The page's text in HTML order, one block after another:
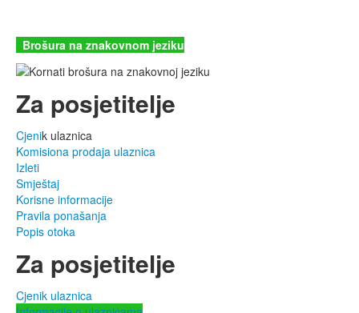
Brošura na znakovnom jeziku
Za posjetitelje
Cjenik ulaznica
Komisiona prodaja ulaznica
Izleti
Smještaj
Korisne informacije
Pravila ponašanja
Popis otoka
Za posjetitelje
Cjenik ulaznica